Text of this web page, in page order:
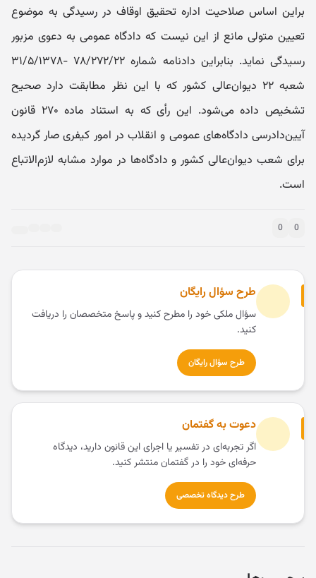
براین اساس صلاحیت اداره تحقیق اوقاف در رسیدگی به موضوع
تعیین متولی مانع از این نیست که دادگاه عمومی به دعوی مزبور
رسیدگی نماید. بنابراین دادنامه شماره ۷۸/۲۷۲/۲۲ -۳۱/۵/۱۳۷۸
شعبه ۲۲ دیوان‌عالی کشور که با این نظر مطابقت دارد صحیح
تشخیص داده می‌شود. این رأی که به استناد ماده ۲۷۰ قانون
آیین‌دادرسی دادگاه‌های عمومی و انقلاب در امور کیفری صار گردیده
برای شعب دیوان‌عالی کشور و دادگاه‌ها در موارد مشابه لازم‌الاتباع
است.
0
0
طرح سؤال رایگان
سؤال ملکی خود را مطرح کنید و پاسخ متخصصان را دریافت
کنید.
طرح سؤال رایگان
دعوت به گفتمان
اگر تجربه‌ای در تفسیر یا اجرای این قانون دارید، دیدگاه
حرفه‌ای خود را در گفتمان منتشر کنید.
طرح دیدگاه تخصصی